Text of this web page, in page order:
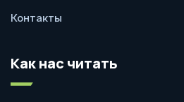
Контакты
Как нас читать